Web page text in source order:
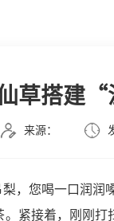
草搭建
来源：
，您喝一口润
紧接着，刚刚